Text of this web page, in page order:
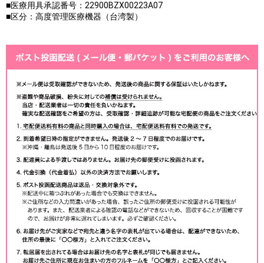
■医療用具承認番号：22900BZX00223A07
■区分：高度管理医療機器（台湾製）